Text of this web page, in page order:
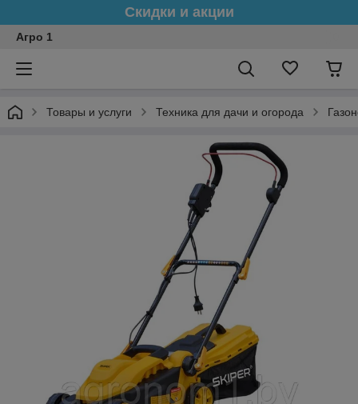
Скидки и акции
Агро 1
Товары и услуги Техника для дачи и огорода